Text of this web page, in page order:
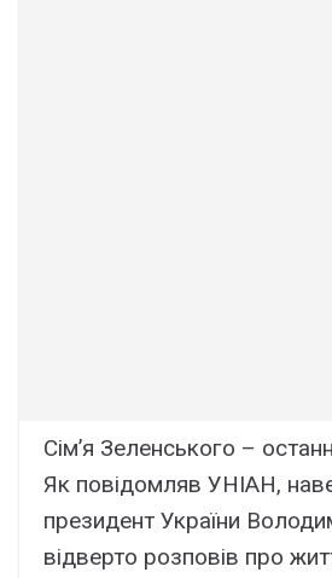
Сім’я Зеленського –
Як повідомляв УНІАН,
президент України
відверто розповів про